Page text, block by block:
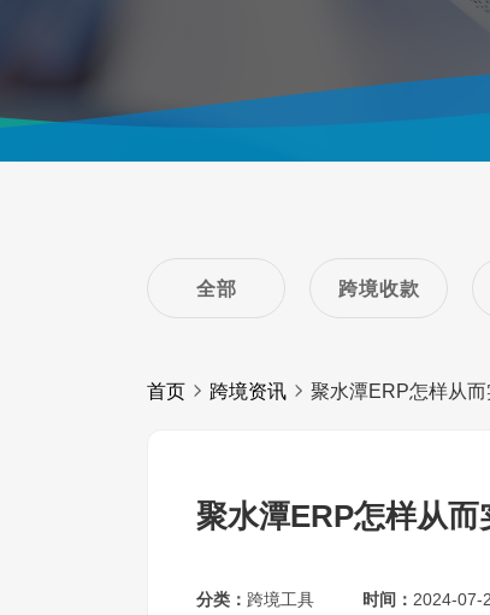
全部 跨境收款
首页 跨境资讯 聚水潭ERP怎样从
聚水潭ERP怎样从
分类： 跨境工具 时间： 2024-07-